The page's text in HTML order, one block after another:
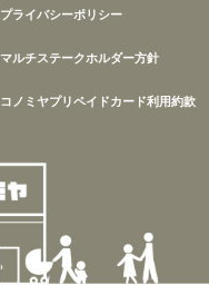
プライバシーポリシー
マルチステークホルダー方針
コノミヤプリペイドカード利用約款